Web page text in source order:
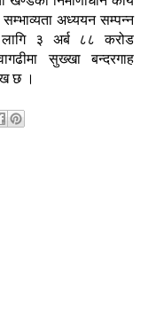
अध्ययन सम्पन्न
लागि ३ अर्ब ८८ करोड
सुख्खा बन्दरगाह
छ ।